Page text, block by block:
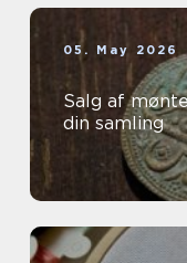
05. May 2026
Salg af
din samling